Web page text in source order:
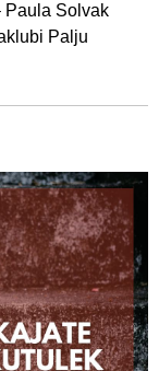
Solvak
Palju